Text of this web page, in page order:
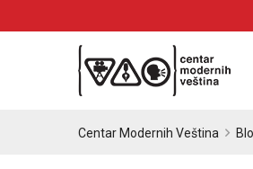
Centar Modernih Veština